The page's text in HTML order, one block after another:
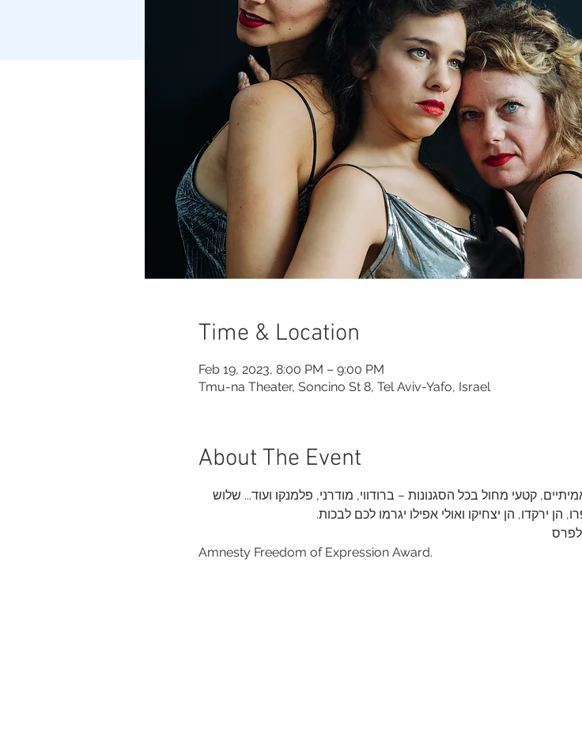
Time & Location
Feb 19, 2023, 8:00 PM – 9:00 PM
Tmu-na Theater, Soncino St 8, Tel Aviv-Yafo, Israel
About The Event
קטעי מחול בכל הסגנונות – ברודווי, מודרני, פלמנקו ועוד... שלוש
ירקדו, הן יצחיקו ואולי אפילו יגרמו לכם לבכות.
לפרס
Amnesty Freedom of Expression Award.